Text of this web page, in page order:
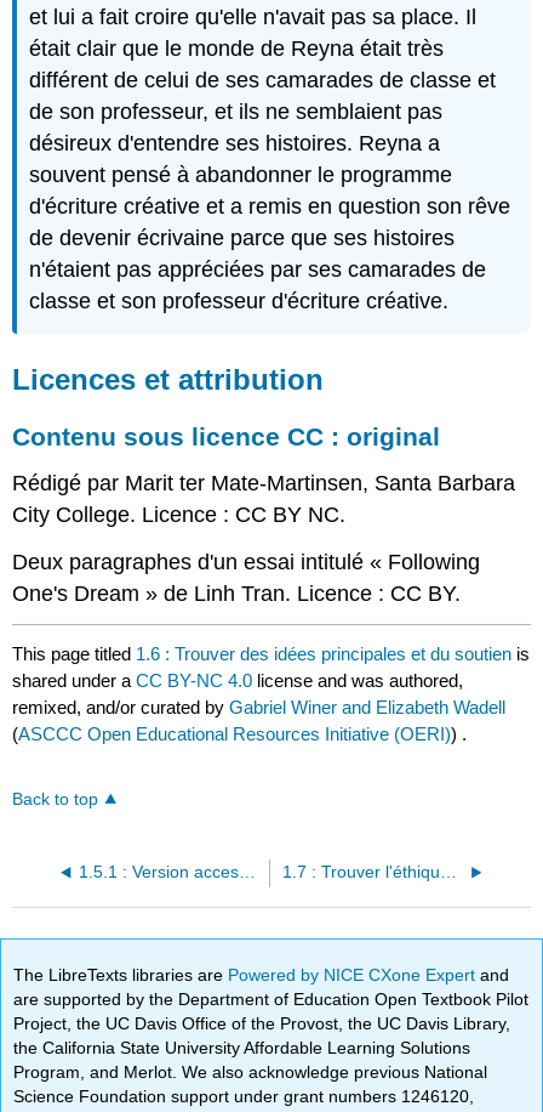
et lui a fait croire qu'elle n'avait pas sa place. Il
était clair que le monde de Reyna était très
différent de celui de ses camarades de classe et
de son professeur, et ils ne semblaient pas
désireux d'entendre ses histoires. Reyna a
souvent pensé à abandonner le programme
d'écriture créative et a remis en question son rêve
de devenir écrivaine parce que ses histoires
n'étaient pas appréciées par ses camarades de
classe et son professeur d'écriture créative.
Licences et attribution
Contenu sous licence CC : original
Rédigé par Marit ter Mate-Martinsen, Santa Barbara
City College. Licence : CC BY NC.
Deux paragraphes d'un essai intitulé « Following
One's Dream » de Linh Tran. Licence : CC BY.
This page titled 1.6 : Trouver des idées principales et du soutien is
shared under aCC BY-NC 4.0 license and was authored,
remixed, and/or curated byGabriel Winer and Elizabeth Wadell
(ASCCC Open Educational Resources Initiative (OERI)) .
Back to top
1.5.1 : Version accessible 1.5.1 de l'exemple d'annotation sur 1.5 1.7 : Trouver l'éthique, le pathos et les logos
The LibreTexts libraries are Powered by NICE CXone Expertand
are supported by the Department of Education Open Textbook Pilot
Project, the UC Davis Office of the Provost, the UC Davis Library,
the California State University Affordable Learning Solutions
Program, and Merlot. We also acknowledge previous National
Science Foundation support under grant numbers 1246120,